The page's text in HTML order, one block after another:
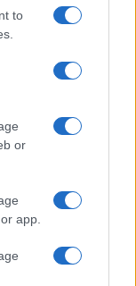
to
or
app.
válik, a
aratott
romos várban
először